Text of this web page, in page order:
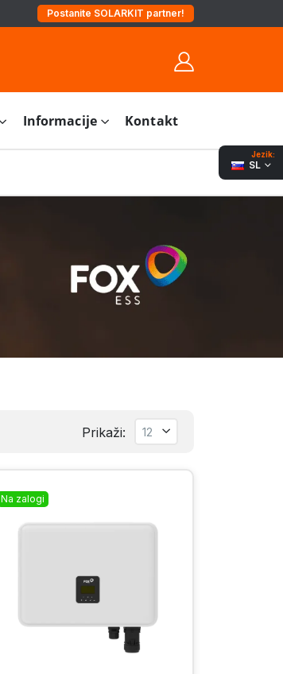
Postanite SOLARKIT partner!
Jezik:
SL
Informacije Kontakt
Prikaži:
Na zalogi